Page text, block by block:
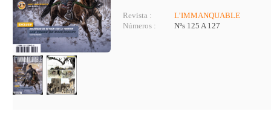
Revista :
L’IMMANQUABLE
Números :
Nºs 125 A 127